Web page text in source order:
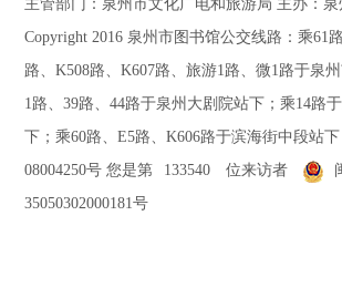
主管部门：泉州市文化广电和旅游局 主办：
Copyright 2016 泉州市图书馆公交线路：乘61
路、K508路、K607路、旅游1路、微1路于泉
1路、39路、44路于泉州大剧院站下；乘14路
下；乘60路、E5路、K606路于滨海街中段站
08004250号 您是第 133540 位来访者
35050302000181号